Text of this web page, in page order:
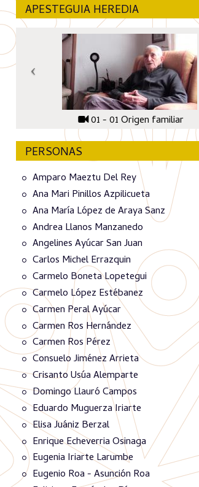
APESTEGUIA HEREDIA
01 - 01 Origen familiar
PERSONAS
Amparo Maeztu Del Rey
Ana Mari Pinillos Azpilicueta
Ana María López de Araya Sanz
Andrea Llanos Manzanedo
Angelines Ayúcar San Juan
Carlos Michel Errazquin
Carmelo Boneta Lopetegui
Carmelo López Estébanez
Carmen Peral Ayúcar
Carmen Ros Hernández
Carmen Ros Pérez
Consuelo Jiménez Arrieta
Crisanto Usúa Alemparte
Domingo Llauró Campos
Eduardo Muguerza Iriarte
Elisa Juániz Berzal
Enrique Echeverria Osinaga
Eugenia Iriarte Larumbe
Eugenio Roa - Asunción Roa